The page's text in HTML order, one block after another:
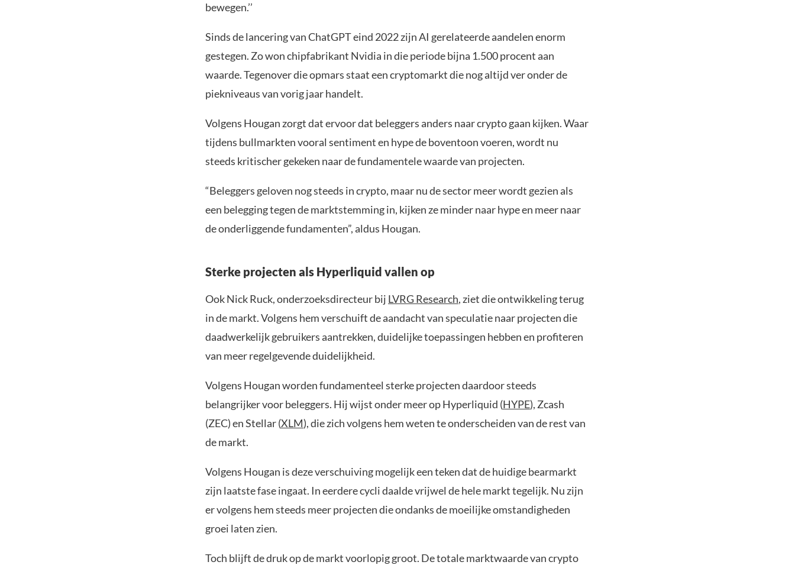
bewegen.’’
Sinds de lancering van ChatGPT eind 2022 zijn AI gerelateerde aandelen enorm
gestegen. Zo won chipfabrikant Nvidia in die periode bijna 1.500 procent aan
waarde. Tegenover die opmars staat een cryptomarkt die nog altijd ver onder de
piekniveaus van vorig jaar handelt.
Volgens Hougan zorgt dat ervoor dat beleggers anders naar crypto gaan kijken. Waar
tijdens bullmarkten vooral sentiment en hype de boventoon voeren, wordt nu
steeds kritischer gekeken naar de fundamentele waarde van projecten.
“Beleggers geloven nog steeds in crypto, maar nu de sector meer wordt gezien als
een belegging tegen de marktstemming in, kijken ze minder naar hype en meer naar
de onderliggende fundamenten”, aldus Hougan.
Sterke projecten als Hyperliquid vallen op
Ook Nick Ruck, onderzoeksdirecteur bij LVRG Research, ziet die ontwikkeling terug
in de markt. Volgens hem verschuift de aandacht van speculatie naar projecten die
daadwerkelijk gebruikers aantrekken, duidelijke toepassingen hebben en profiteren
van meer regelgevende duidelijkheid.
Volgens Hougan worden fundamenteel sterke projecten daardoor steeds
belangrijker voor beleggers. Hij wijst onder meer op Hyperliquid (HYPE), Zcash
(ZEC) en Stellar (XLM), die zich volgens hem weten te onderscheiden van de rest van
de markt.
Volgens Hougan is deze verschuiving mogelijk een teken dat de huidige bearmarkt
zijn laatste fase ingaat. In eerdere cycli daalde vrijwel de hele markt tegelijk. Nu zijn
er volgens hem steeds meer projecten die ondanks de moeilijke omstandigheden
groei laten zien.
Toch blijft de druk op de markt voorlopig groot. De totale marktwaarde van crypto